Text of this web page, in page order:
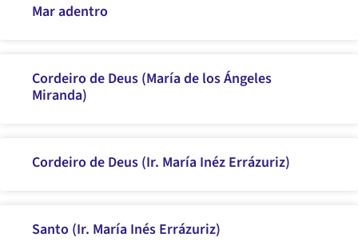
Mar adentro
Cordeiro de Deus (María de los Ángeles
Miranda)
Cordeiro de Deus (Ir. María Inéz Errázuriz)
Santo (Ir. María Inés Errázuriz)